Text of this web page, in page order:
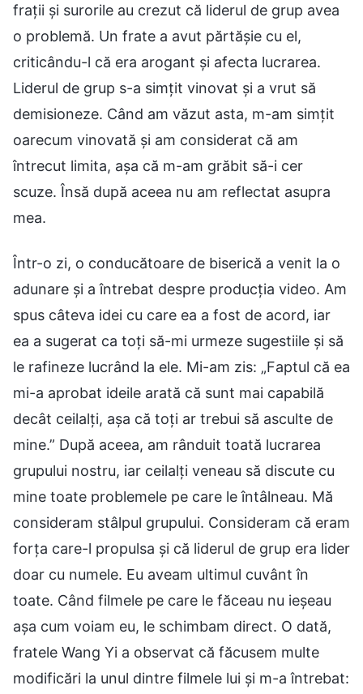
frații și surorile au crezut că liderul de grup avea
o problemă. Un frate a avut părtășie cu el,
criticându-l că era arogant și afecta lucrarea.
Liderul de grup s-a simțit vinovat și a vrut să
demisioneze. Când am văzut asta, m-am simțit
oarecum vinovată și am considerat că am
întrecut limita, așa că m-am grăbit să-i cer
scuze. Însă după aceea nu am reflectat asupra
mea.
Într-o zi, o conducătoare de biserică a venit la o
adunare și a întrebat despre producția video. Am
spus câteva idei cu care ea a fost de acord, iar
ea a sugerat ca toți să-mi urmeze sugestiile și să
le rafineze lucrând la ele. Mi-am zis: „Faptul că ea
mi-a aprobat ideile arată că sunt mai capabilă
decât ceilalți, așa că toți ar trebui să asculte de
mine.” După aceea, am rânduit toată lucrarea
grupului nostru, iar ceilalți veneau să discute cu
mine toate problemele pe care le întâlneau. Mă
consideram stâlpul grupului. Consideram că eram
forța care-l propulsa și că liderul de grup era lider
doar cu numele. Eu aveam ultimul cuvânt în
toate. Când filmele pe care le făceau nu ieșeau
așa cum voiam eu, le schimbam direct. O dată,
fratele Wang Yi a observat că făcusem multe
modificări la unul dintre filmele lui și m-a întrebat: